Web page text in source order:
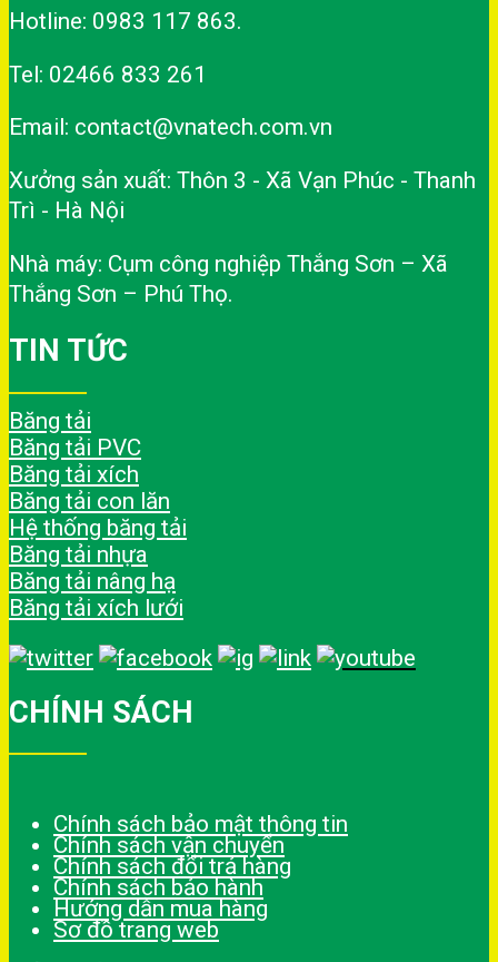
Hotline: 0983 117 863.
Tel: 02466 833 261
Email: contact@vnatech.com.vn
Xưởng sản xuất: Thôn 3 - Xã Vạn Phúc - Thanh
Trì - Hà Nội
Nhà máy: Cụm công nghiệp Thắng Sơn – Xã
Thắng Sơn – Phú Thọ.
TIN TỨC
Băng tải
Băng tải PVC
Băng tải xích
Băng tải con lăn
Hệ thống băng tải
Băng tải nhựa
Băng tải nâng hạ
Băng tải xích lưới
CHÍNH SÁCH
Chính sách bảo mật thông tin
Chính sách vận chuyển
Chính sách đổi trả hàng
Chính sách bảo hành
Hướng dẫn mua hàng
Sơ đồ trang web